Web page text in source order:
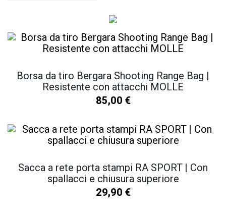
Borsa da tiro Bergara Shooting Range Bag |
Resistente con attacchi MOLLE
85,00 €
Sacca a rete porta stampi RA SPORT | Con
spallacci e chiusura superiore
29,90 €